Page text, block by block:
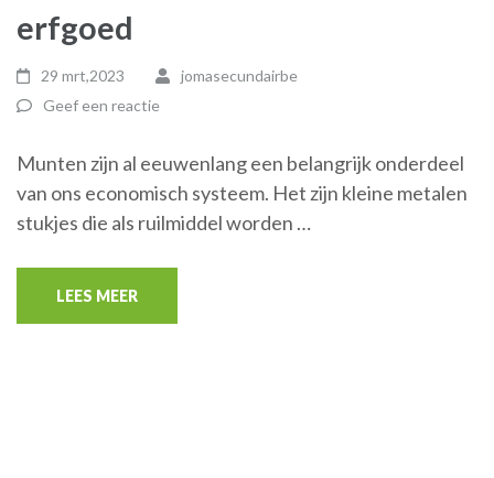
erfgoed
29 mrt,2023
jomasecundairbe
Geef een reactie
Munten zijn al eeuwenlang een belangrijk onderdeel
van ons economisch systeem. Het zijn kleine metalen
stukjes die als ruilmiddel worden …
LEES MEER